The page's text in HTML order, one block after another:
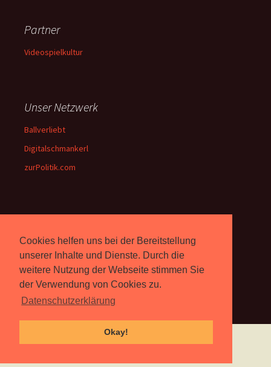
Cookies helfen uns bei der Bereitstellung
unserer Inhalte und Dienste. Durch die
weitere Nutzung der Webseite stimmen Sie
der Verwendung von Cookies zu.
Datenschutzerklärung
Okay!
Partner
Videospielkultur
Unser Netzwerk
Ballverliebt
Digitalschmankerl
zurPolitik.com
Rebell.atberichtet seit 2003
unabhängig über Computer-
und Videospiele. (Impressum)